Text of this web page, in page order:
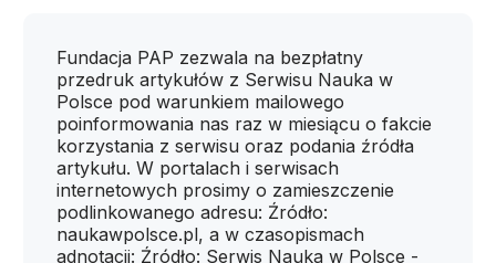
Fundacja PAP zezwala na bezpłatny
przedruk artykułów z Serwisu Nauka w
Polsce pod warunkiem mailowego
poinformowania nas raz w miesiącu o fakcie
korzystania z serwisu oraz podania źródła
artykułu. W portalach i serwisach
internetowych prosimy o zamieszczenie
podlinkowanego adresu: Źródło:
naukawpolsce.pl, a w czasopismach
adnotacji: Źródło: Serwis Nauka w Polsce -